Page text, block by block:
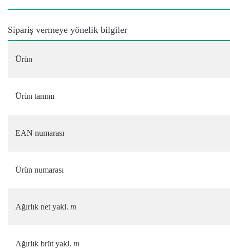
Sipariş vermeye yönelik bilgiler
Ürün
Ürün tanımı
EAN numarası
Ürün numarası
Ağırlık net yakl. m
Ağırlık brüt yakl. m